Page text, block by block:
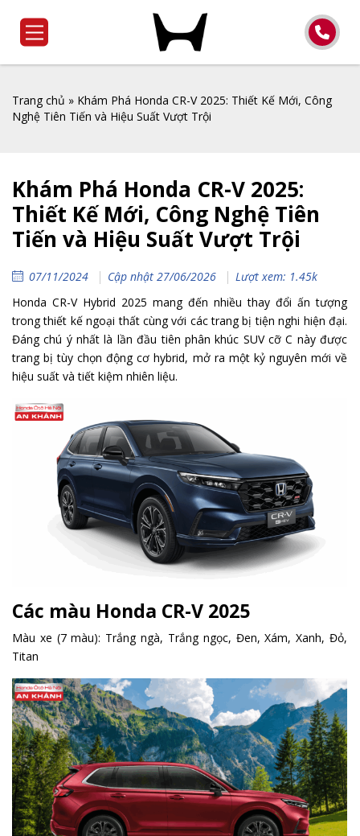
Trang chủ » Khám Phá Honda CR-V 2025: Thiết Kế Mới, Công
Nghệ Tiên Tiến và Hiệu Suất Vượt Trội
Khám Phá Honda CR-V 2025:
Thiết Kế Mới, Công Nghệ Tiên
Tiến và Hiệu Suất Vượt Trội
07/11/2024 Cập nhật 27/06/2026
Lượt xem: 1.45k
Honda CR-V Hybrid 2025 mang đến nhiều thay đổi ấn tượng
trong thiết kế ngoại thất cùng với các trang bị tiện nghi hiện đại.
Đáng chú ý nhất là lần đầu tiên phân khúc SUV cỡ C này được
trang bị tùy chọn động cơ hybrid, mở ra một kỷ nguyên mới về
hiệu suất và tiết kiệm nhiên liệu.
Các màu Honda CR-V 2025
Màu xe (7 màu): Trắng ngà, Trắng ngọc, Đen, Xám, Xanh, Đỏ,
Titan